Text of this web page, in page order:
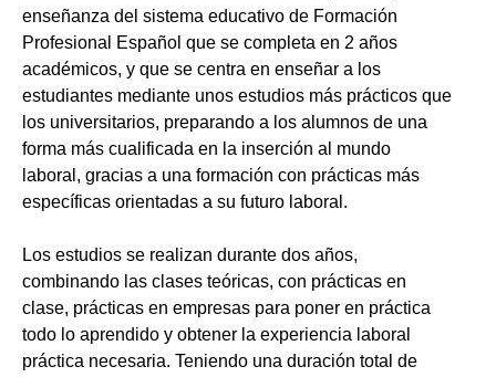
enseñanza del sistema educativo de Formación
Profesional Español que se completa en 2 años
académicos, y que se centra en enseñar a los
estudiantes mediante unos estudios más prácticos que
los universitarios, preparando a los alumnos de una
forma más cualificada en la inserción al mundo
laboral, gracias a una formación con prácticas más
específicas orientadas a su futuro laboral.
Los estudios se realizan durante dos años,
combinando las clases teóricas, con prácticas en
clase, prácticas en empresas para poner en práctica
todo lo aprendido y obtener la experiencia laboral
práctica necesaria. Teniendo una duración total de